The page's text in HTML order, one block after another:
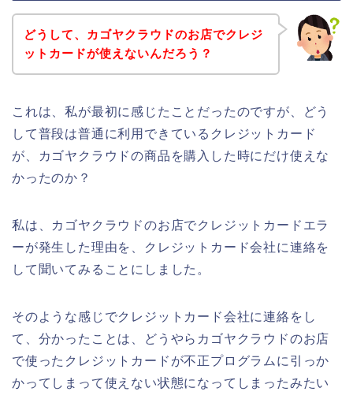
どうして、カゴヤクラウドのお店でクレジ
ットカードが使えないんだろう？
これは、私が最初に感じたことだったのですが、どう
して普段は普通に利用できているクレジットカード
が、カゴヤクラウドの商品を購入した時にだけ使えな
かったのか？
私は、カゴヤクラウドのお店でクレジットカードエラ
ーが発生した理由を、クレジットカード会社に連絡を
して聞いてみることにしました。
そのような感じでクレジットカード会社に連絡をし
て、分かったことは、どうやらカゴヤクラウドのお店
で使ったクレジットカードが不正プログラムに引っか
かってしまって使えない状態になってしまったみたい